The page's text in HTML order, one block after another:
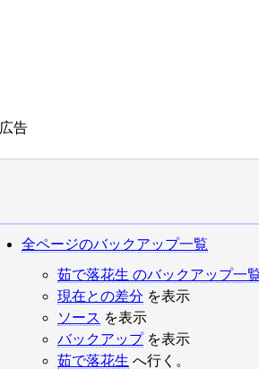
広告
全ページのバックアップ一覧
茹で落花生 のバックアップ一
現在との差分 を表示
ソース を表示
バックアップを表示
茹で落花生 へ行く。